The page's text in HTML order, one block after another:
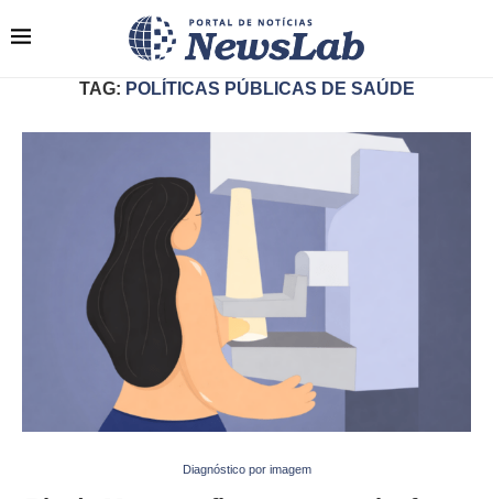
TAG: POLÍTICAS PÚBLICAS DE SAÚDE
Diagnóstico por imagem